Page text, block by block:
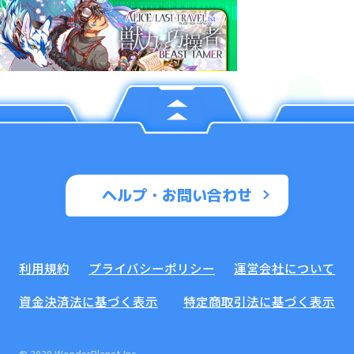
ヘルプ・お問い合わせ
利用規約 プライバシーポリシー
運営会社について
資金決済法に基づく表示
特定商取引法に基づく表示